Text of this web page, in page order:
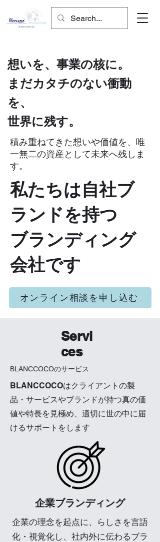
想いを、事業の核に。
まだカタチのない衝動
を、
世界に残す。
積み重ねてきた想いや価値を、唯
一無二の資産として未来へ残しま
す。
私たちは自社ブ
ランドを持つ
ブランディング
会社です
オンライン相談を申し込む
Servi
ces
BLANCCOCOのサービス
BLANCCOCOはクライアントの製
品・サービスやブランドが持つ真の価
値や特長を見極め、 適切に世の中に届
けるサポートをします
企業ブランディング
企業の理念を起点に、らしさを言語
化・視覚化し、社内外に伝わるブラ